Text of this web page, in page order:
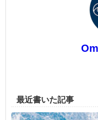
最近書いた記事